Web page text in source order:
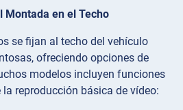
Montada en el Techo
se fijan al techo del vehículo
ofreciendo opciones de
modelos incluyen funciones
reproducción básica de vídeo: